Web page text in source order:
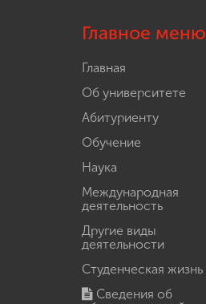
Главное меню
Главная
Об университете
Абитуриенту
Обучение
Наука
Международная
деятельность
Другие виды
деятельности
Студенческая жизнь
Сведения об